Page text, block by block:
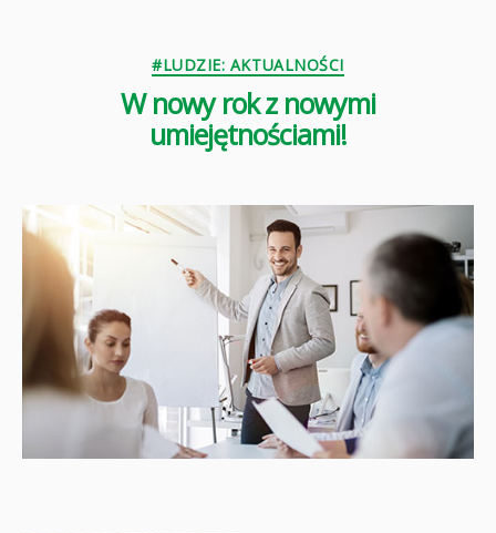
Kategorie
#LUDZIE: AKTUALNOŚCI
W nowy rok z nowymi
umiejętnościami!